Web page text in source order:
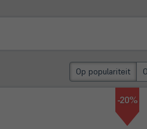
Op populariteit
-20%